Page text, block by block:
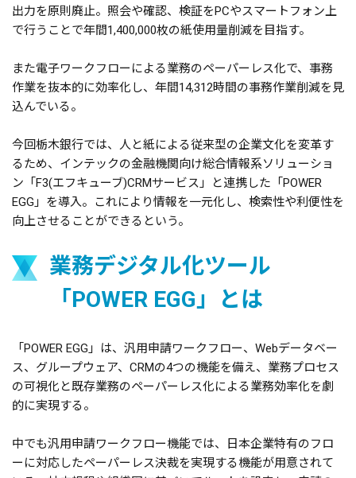
出力を原則廃止。照会や確認、検証をPCやスマートフォン上
で行うことで年間1,400,000枚の紙使用量削減を目指す。
また電子ワークフローによる業務のペーパーレス化で、事務
作業を抜本的に効率化し、年間14,312時間の事務作業削減を見
込んでいる。
今回栃木銀行では、人と紙による従来型の企業文化を変革す
るため、インテックの金融機関向け総合情報系ソリューショ
ン「F3(エフキューブ)CRMサービス」と連携した「POWER
EGG」を導入。これにより情報を一元化し、検索性や利便性を
向上させることができるという。
業務デジタル化ツール
「POWER EGG」とは
「POWER EGG」は、汎用申請ワークフロー、Webデータベー
ス、グループウェア、CRMの4つの機能を備え、業務プロセス
の可視化と既存業務のペーパーレス化による業務効率化を劇
的に実現する。
中でも汎用申請ワークフロー機能では、日本企業特有のフロ
ーに対応したペーパーレス決裁を実現する機能が用意されて